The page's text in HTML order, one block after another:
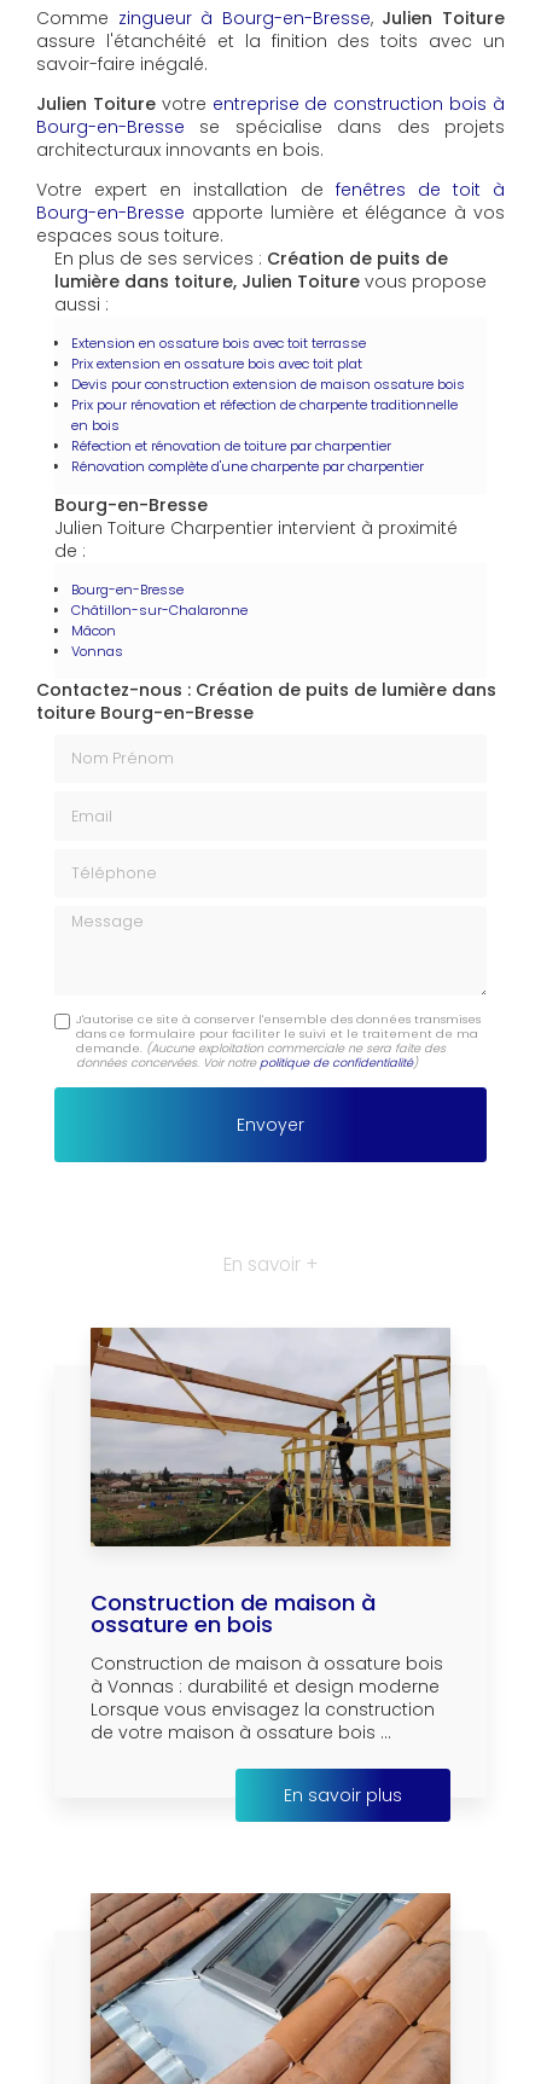
Comme zingueur à Bourg-en-Bresse, Julien Toiture
assure l'étanchéité et la finition des toits avec un
savoir-faire inégalé.
Julien Toiture votre entreprise de construction bois à
Bourg-en-Bresse se spécialise dans des projets
architecturaux innovants en bois.
Votre expert en installation de fenêtres de toit à
Bourg-en-Bresse apporte lumière et élégance à vos
espaces sous toiture.
En plus de ses services : Création de puits de
lumière dans toiture, Julien Toiture vous propose
aussi :
Extension en ossature bois avec toit terrasse
Prix extension en ossature bois avec toit plat
Devis pour construction extension de maison ossature bois
Prix pour rénovation et réfection de charpente traditionnelle
en bois
Réfection et rénovation de toiture par charpentier
Rénovation complète d'une charpente par charpentier
Bourg-en-Bresse
Julien Toiture Charpentier intervient à proximité
de :
Bourg-en-Bresse
Châtillon-sur-Chalaronne
Mâcon
Vonnas
Contactez-nous : Création de puits de lumière dans
toiture Bourg-en-Bresse
Message
J'autorise ce site à conserver l'ensemble des données transmises
dans ce formulaire pour faciliter le suivi et le traitement de ma
demande. (Aucune exploitation commerciale ne sera faite des
données concervées. Voir notrepolitique de confidentialité)
En savoir +
Construction de maison à
ossature en bois
Construction de maison à ossature bois
à Vonnas : durabilité et design moderne
Lorsque vous envisagez la construction
de votre maison à ossature bois ...
En savoir plus